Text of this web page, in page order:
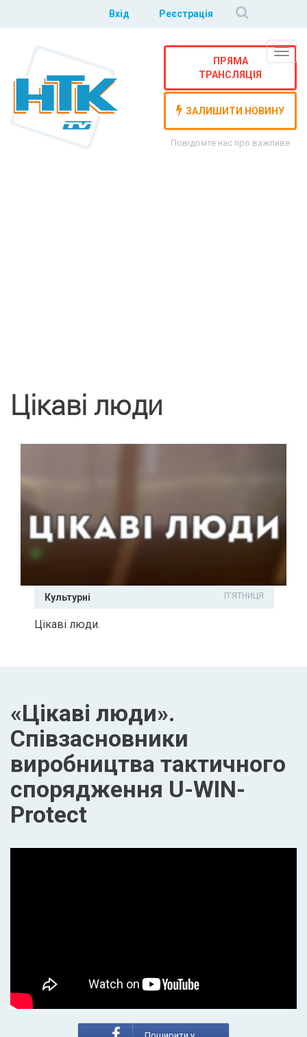
Вхід Реєстрація
ПРЯМА
ТРАНСЛЯЦІЯ
ЗАЛИШИТИ НОВИНУ
Повідомте нас про важливе
Цікаві люди
Культурні П'ЯТНИЦЯ
Цікаві люди.
«Цікаві люди».
Співзасновники
виробництва тактичного
спорядження U-WIN-
Protect